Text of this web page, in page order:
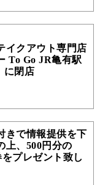
イクアウト専門店
To Go JR亀有駅
に閉店
きで情報提供を下
上、500円分の
プレゼント致し